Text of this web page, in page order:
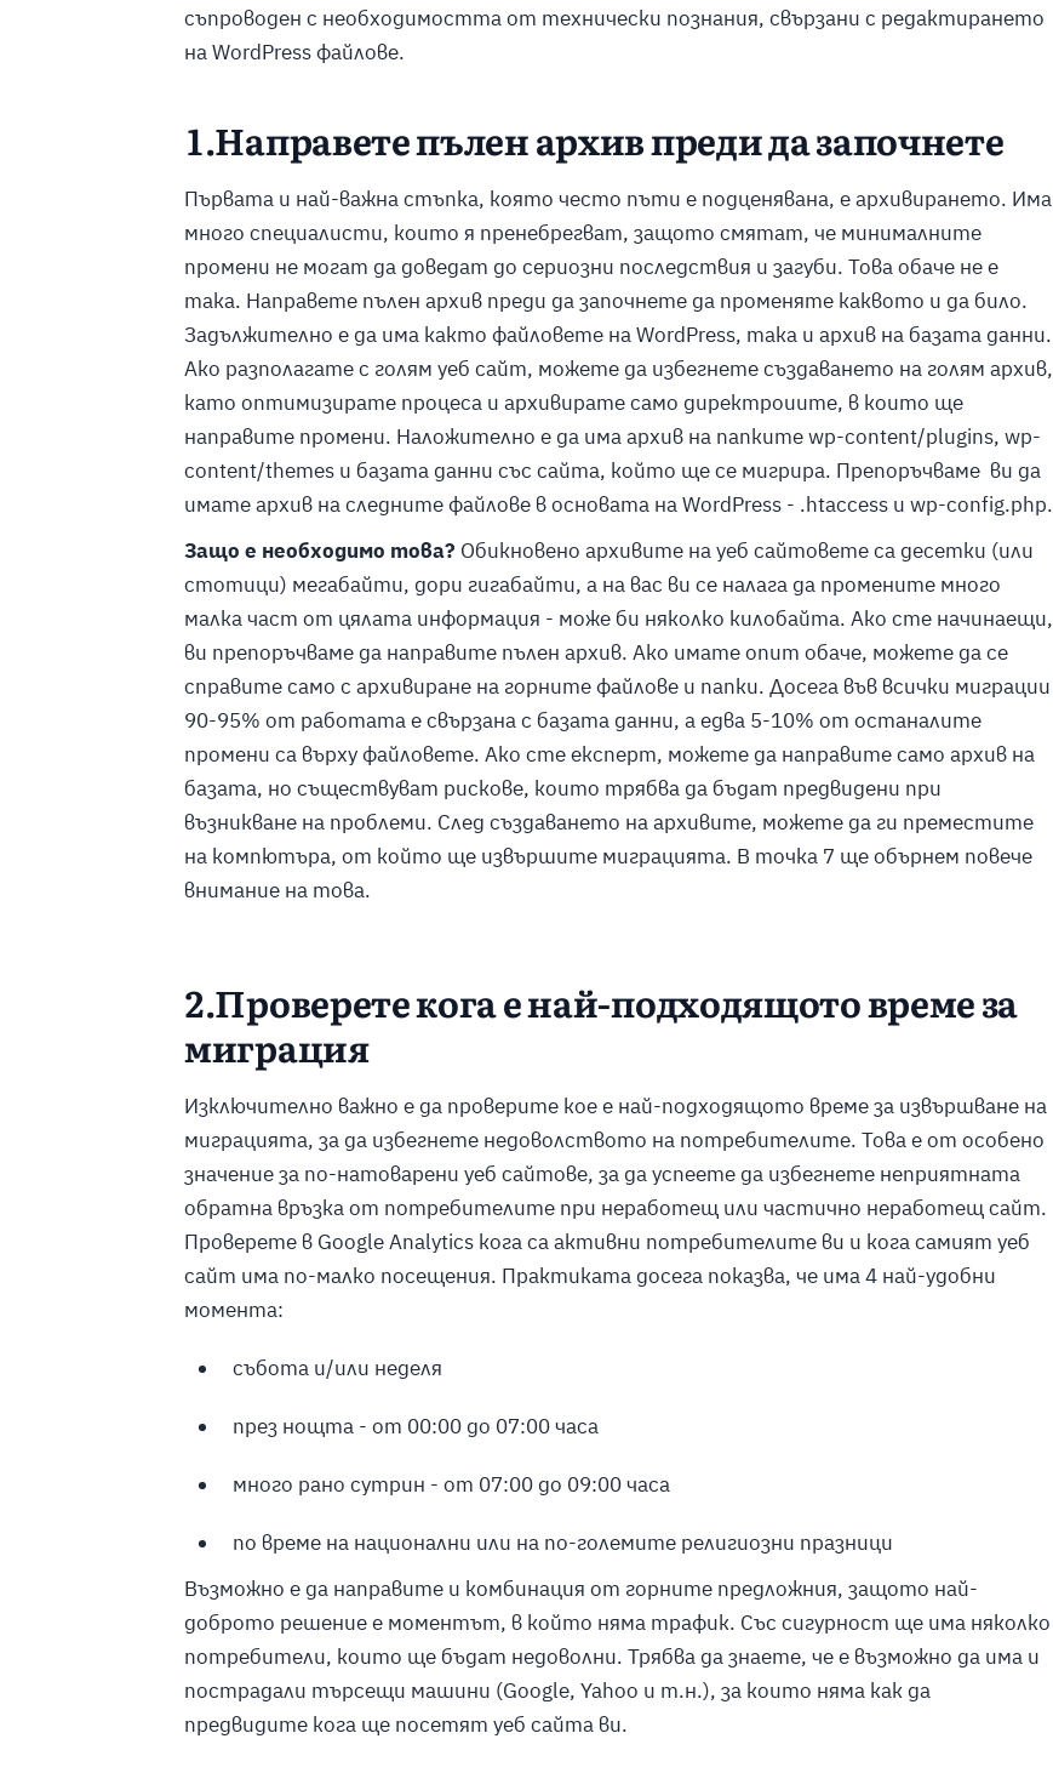
съпроводен с необходимостта от технически познания, свързани с редактирането
на WordPress файлове.
1.Направете пълен архив преди да започнете
Първата и най-важна стъпка, която често пъти е подценявана, е архивирането. Има
много специалисти, които я пренебрегват, защото смятат, че минималните
промени не могат да доведат до сериозни последствия и загуби. Това обаче не е
така. Направете пълен архив преди да започнете да променяте каквото и да било.
Задължително е да има както файловете на WordPress, така и архив на базата данни.
Ако разполагате с голям уеб сайт, можете да избегнете създаването на голям архив,
като оптимизирате процеса и архивирате само директроиите, в които ще
направите промени. Наложително е да има архив на папките wp-content/plugins, wp-
content/themes и базата данни със сайта, който ще се мигрира. Препоръчваме ви да
имате архив на следните файлове в основата на WordPress - .htaccess и wp-config.php.
Защо е необходимо това? Обикновено архивите на уеб сайтовете са десетки (или
стотици) мегабайти, дори гигабайти, а на вас ви се налага да промените много
малка част от цялата информация - може би няколко килобайта. Ако сте начинаещи,
ви препоръчваме да направите пълен архив. Ако имате опит обаче, можете да се
справите само с архивиране на горните файлове и папки. Досега във всички миграции
90-95% от работата е свързана с базата данни, а едва 5-10% от останалите
промени са върху файловете. Ако сте експерт, можете да направите само архив на
базата, но съществуват рискове, които трябва да бъдат предвидени при
възникване на проблеми. След създаването на архивите, можете да ги преместите
на компютъра, от който ще извършите миграцията. В точка 7 ще обърнем повече
внимание на това.
2.Проверете кога е най-подходящото време за
миграция
Изключително важно е да проверите кое е най-подходящото време за извършване на
миграцията, за да избегнете недоволството на потребителите. Това е от особено
значение за по-натоварени уеб сайтове, за да успеете да избегнете неприятната
обратна връзка от потребителите при неработещ или частично неработещ сайт.
Проверете в Google Analytics кога са активни потребителите ви и кога самият уеб
сайт има по-малко посещения. Практиката досега показва, че има 4 най-удобни
момента:
събота и/или неделя
през нощта - от 00:00 до 07:00 часа
много рано сутрин - от 07:00 до 09:00 часа
по време на национални или на по-големите религиозни празници
Възможно е да направите и комбинация от горните предложния, защото най-
доброто решение е моментът, в който няма трафик. Със сигурност ще има няколко
потребители, които ще бъдат недоволни. Трябва да знаете, че е възможно да има и
пострадали търсещи машини (Google, Yahoo и т.н.), за които няма как да
предвидите кога ще посетят уеб сайта ви.